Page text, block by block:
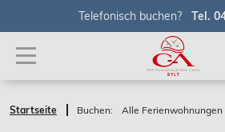
Telefonisch buchen? Tel.
Startseite Buchen: Alle